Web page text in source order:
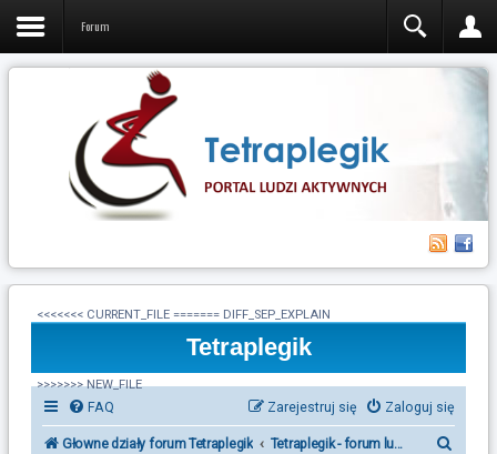
Forum
<<<<<<< CURRENT_FILE ======= DIFF_SEP_EXPLAIN
Tetraplegik
>>>>>>> NEW_FILE
FAQ Zaloguj się
Zarejestruj się
Głowne działy forum Tetraplegik Tetraplegik - forum ludzi po urazie